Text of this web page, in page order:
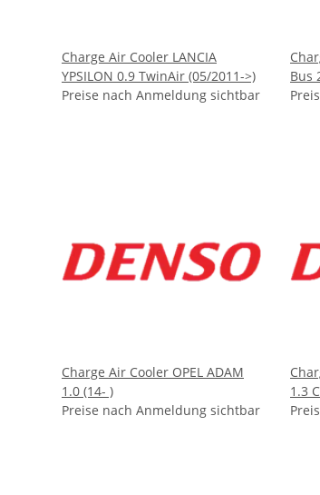
Charge Air Cooler LANCIA
YPSILON 0.9 TwinAir (05/2011->)
Preise nach Anmeldung sichtbar
Bus
Charge Air Cooler OPEL ADAM
1.0 (14- )
Preise nach Anmeldung sichtbar
1.3